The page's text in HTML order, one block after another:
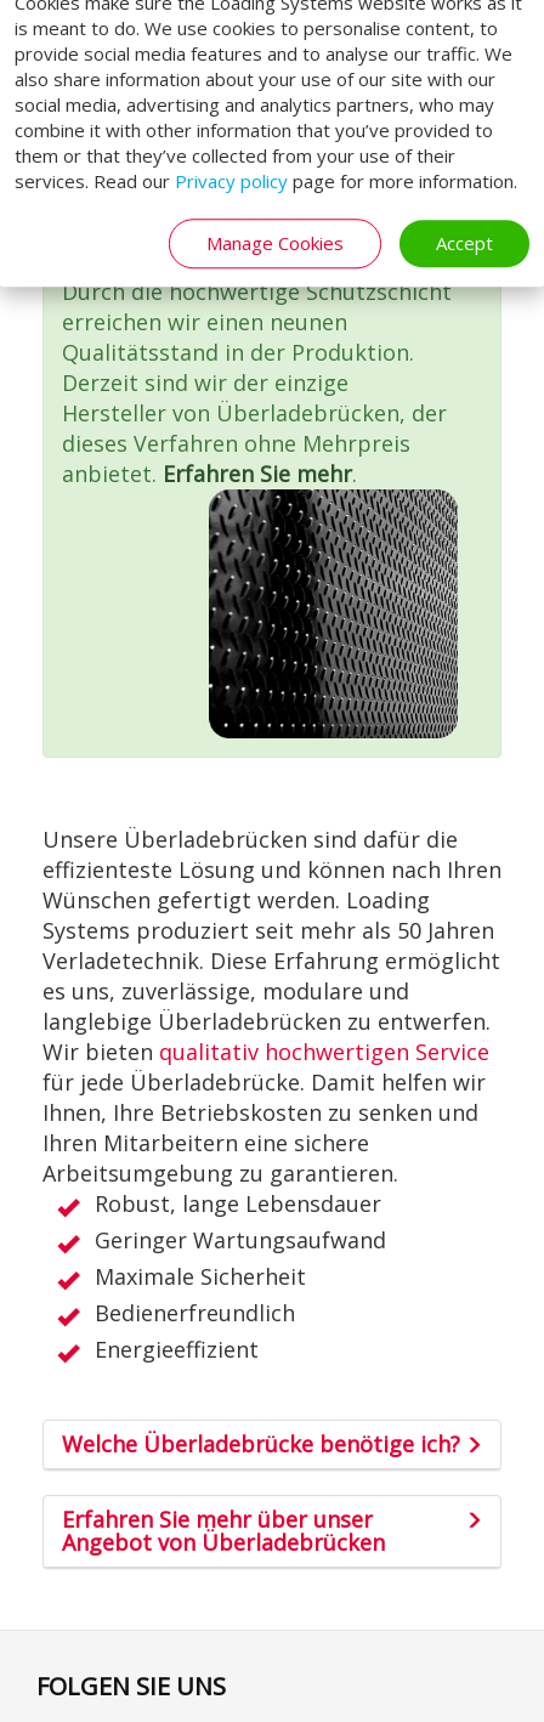
is meant to do. We use cookies to personalise content, to
provide social media features and to analyse our traffic. We
also share information about your use of our site with our
social media, advertising and analytics partners, who may
combine it with other information that you’ve provided to
them or that they’ve collected from your use of their
services. Read our Privacy policy page for more information.
Manage Cookies Accept
×
Einzigartig auf dem Markt:
alle unsere Überladebrücken
sind standardmäßig
pulverbeschichtet!
Ab 2021 werden alle
Überladebrücken pulverbeschichtet.
Durch die hochwertige Schutzschicht
erreichen wir einen neunen
Qualitätsstand in der Produktion.
Derzeit sind wir der einzige
Hersteller von Überladebrücken, der
dieses Verfahren ohne Mehrpreis
anbietet. Erfahren Sie mehr.
Unsere Überladebrücken sind dafür die
effizienteste Lösung und können nach Ihren
Wünschen gefertigt werden. Loading
Systems produziert seit mehr als 50 Jahren
Verladetechnik. Diese Erfahrung ermöglicht
es uns, zuverlässige, modulare und
langlebige Überladebrücken zu entwerfen.
Wir bieten qualitativ hochwertigen Service
für jede Überladebrücke. Damit helfen wir
Ihnen, Ihre Betriebskosten zu senken und
Ihren Mitarbeitern eine sichere
Arbeitsumgebung zu garantieren.
Robust, lange Lebensdauer
Geringer Wartungsaufwand
Maximale Sicherheit
Bedienerfreundlich
Energieeffizient
Welche Überladebrücke benötige ich?
Erfahren Sie mehr über unser
Angebot von Überladebrücken
FOLGEN SIE UNS